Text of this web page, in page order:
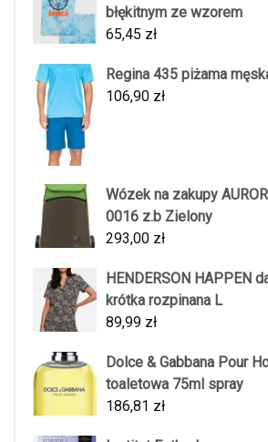
błękitnym ze wzorem
65,45 zł
Regina 435 piżama
106,90 zł
Wózek na zakupy
0016 z.b Zielony
293,00 zł
HENDERSON HAPPEN
krótka rozpinana L
89,99 zł
Dolce & Gabbana Pour
toaletowa 75ml spray
186,81 zł